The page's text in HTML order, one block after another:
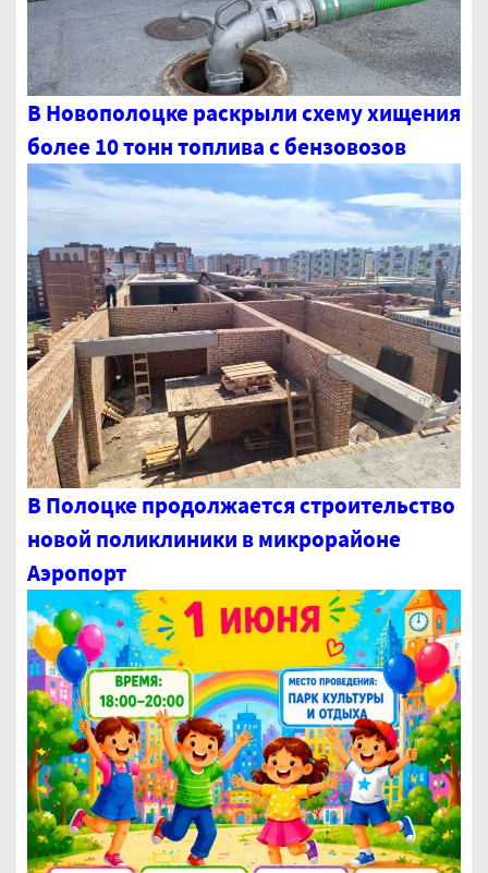
В Новополоцке раскрыли схему хищения
более 10 тонн топлива с бензовозов
В Полоцке продолжается строительство
новой поликлиники в микрорайоне
Аэропорт